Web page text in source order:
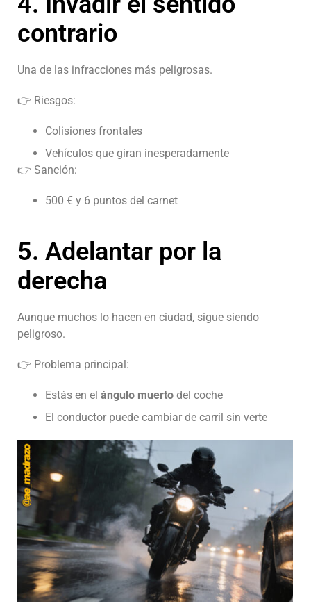
contrario
Una de las infracciones más peligrosas.
👉 Riesgos:
Colisiones frontales
Vehículos que giran inesperadamente
👉 Sanción:
500 € y 6 puntos del carnet
5. Adelantar por la
derecha
Aunque muchos lo hacen en ciudad, sigue siendo
peligroso.
👉 Problema principal:
Estás en el ángulo muerto del coche
El conductor puede cambiar de carril sin verte